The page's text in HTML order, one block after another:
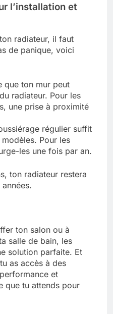
l’installation et
radiateur, il faut
de panique, voici
que ton mur peut
radiateur. Pour les
une prise à proximité
régulier suffit
Pour les
les une fois par an.
ton radiateur restera
ton salon ou à
salle de bain, les
solution parfaite. Et
as accès à des
et
que tu attends pour